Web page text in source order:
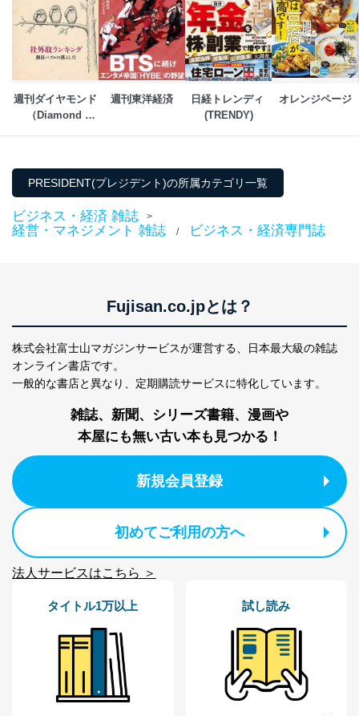
広告のため
当社にお問合わせ
いただいた方の個
人情報
お問い合わせ対応、トラブル対
処、オペレーター教育など応対品
質向上のため
当社カスタマーQ＆
Aサービス利用者
カスタマーQ＆Aサイトの投稿内容
ｅメール等によるカスタマーQ＆A
サイトのサービス内容のご案内の
ため
るご案内のため
採用応募者の方の
個人情報
当社の従業者の個
人情報
人事、総務などの雇用管理等のた
め
定期購読サービス
等をご利用の方の
ル等による商品、
サービス、キャンペーン等の広告
SNS公式アカウン
の個人情報
当社のサービス利用状況の把握お
お問い合わせ対応、トラブル対
質向上のため
その他当社のプライバシーポリシ
ー等にて公表する利用目的達成の
ため
※上記の利用目的のうちNo.1～5については保有個人デ
ータ（開示対象個人情報）の利用目的であり、下記4.の
開示等のご請求に対応させていただきます。
なお、6、7については、パートナー（提携企業）様又は
各SNS運営会社様にご請求いただきますようお願い致し
３．個人情報の第三者提供について
当社は、取得した個人情報を適切に管理し､あらかじめ
本人の同意を得ることなく第三者に提供することはあり
ません。ただし、次の場合は除きます。
法令に基づく場合
人の生命､身体または財産の保護のために必要がある
場合であって、本人の同意を得ることが困難であると
週刊ダイヤモンド
（Diamond
週刊東洋経済
日経トレンディ
(TRENDY)
オレンジページ
PRESIDENT(プレジデント)の所属カテゴリ一覧
ビジネス・経済 雑誌 >
経営・マネジメント 雑誌 / ビジネス・経済専門誌
Fujisan.co.jpとは？
株式会社富士山マガジンサービスが運営する、
日本最大級の雑誌
オンライン書店です。
一般的な書店と異なり、 定期購読サービスに特化しています。
雑誌、新聞、シリーズ書籍、漫画や
本屋にも無い古い本も見つかる！
新規会員登録
初めてご利用の方へ
法人サービスはこちら ＞
タイトル1万以上 試し読み